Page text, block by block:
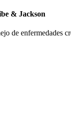
& Jackson
de enfermedades